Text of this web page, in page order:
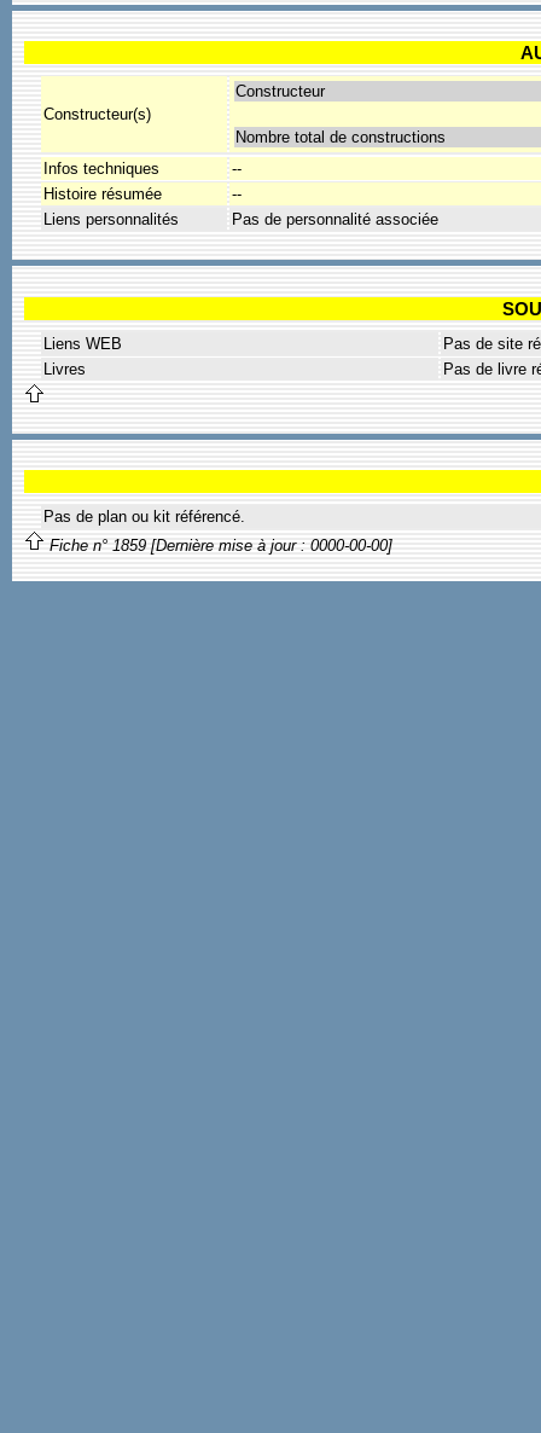
Constructeur(s)
Constructeur
Nombre total de constructions
Infos techniques
--
Histoire résumée
--
Liens personnalités
Pas de personnalité associée
Liens WEB
Pas de site
Livres
Pas de livre
Pas de plan ou kit référencé.
Fiche n° 1859 [Dernière mise à jour : 0000-00-00]